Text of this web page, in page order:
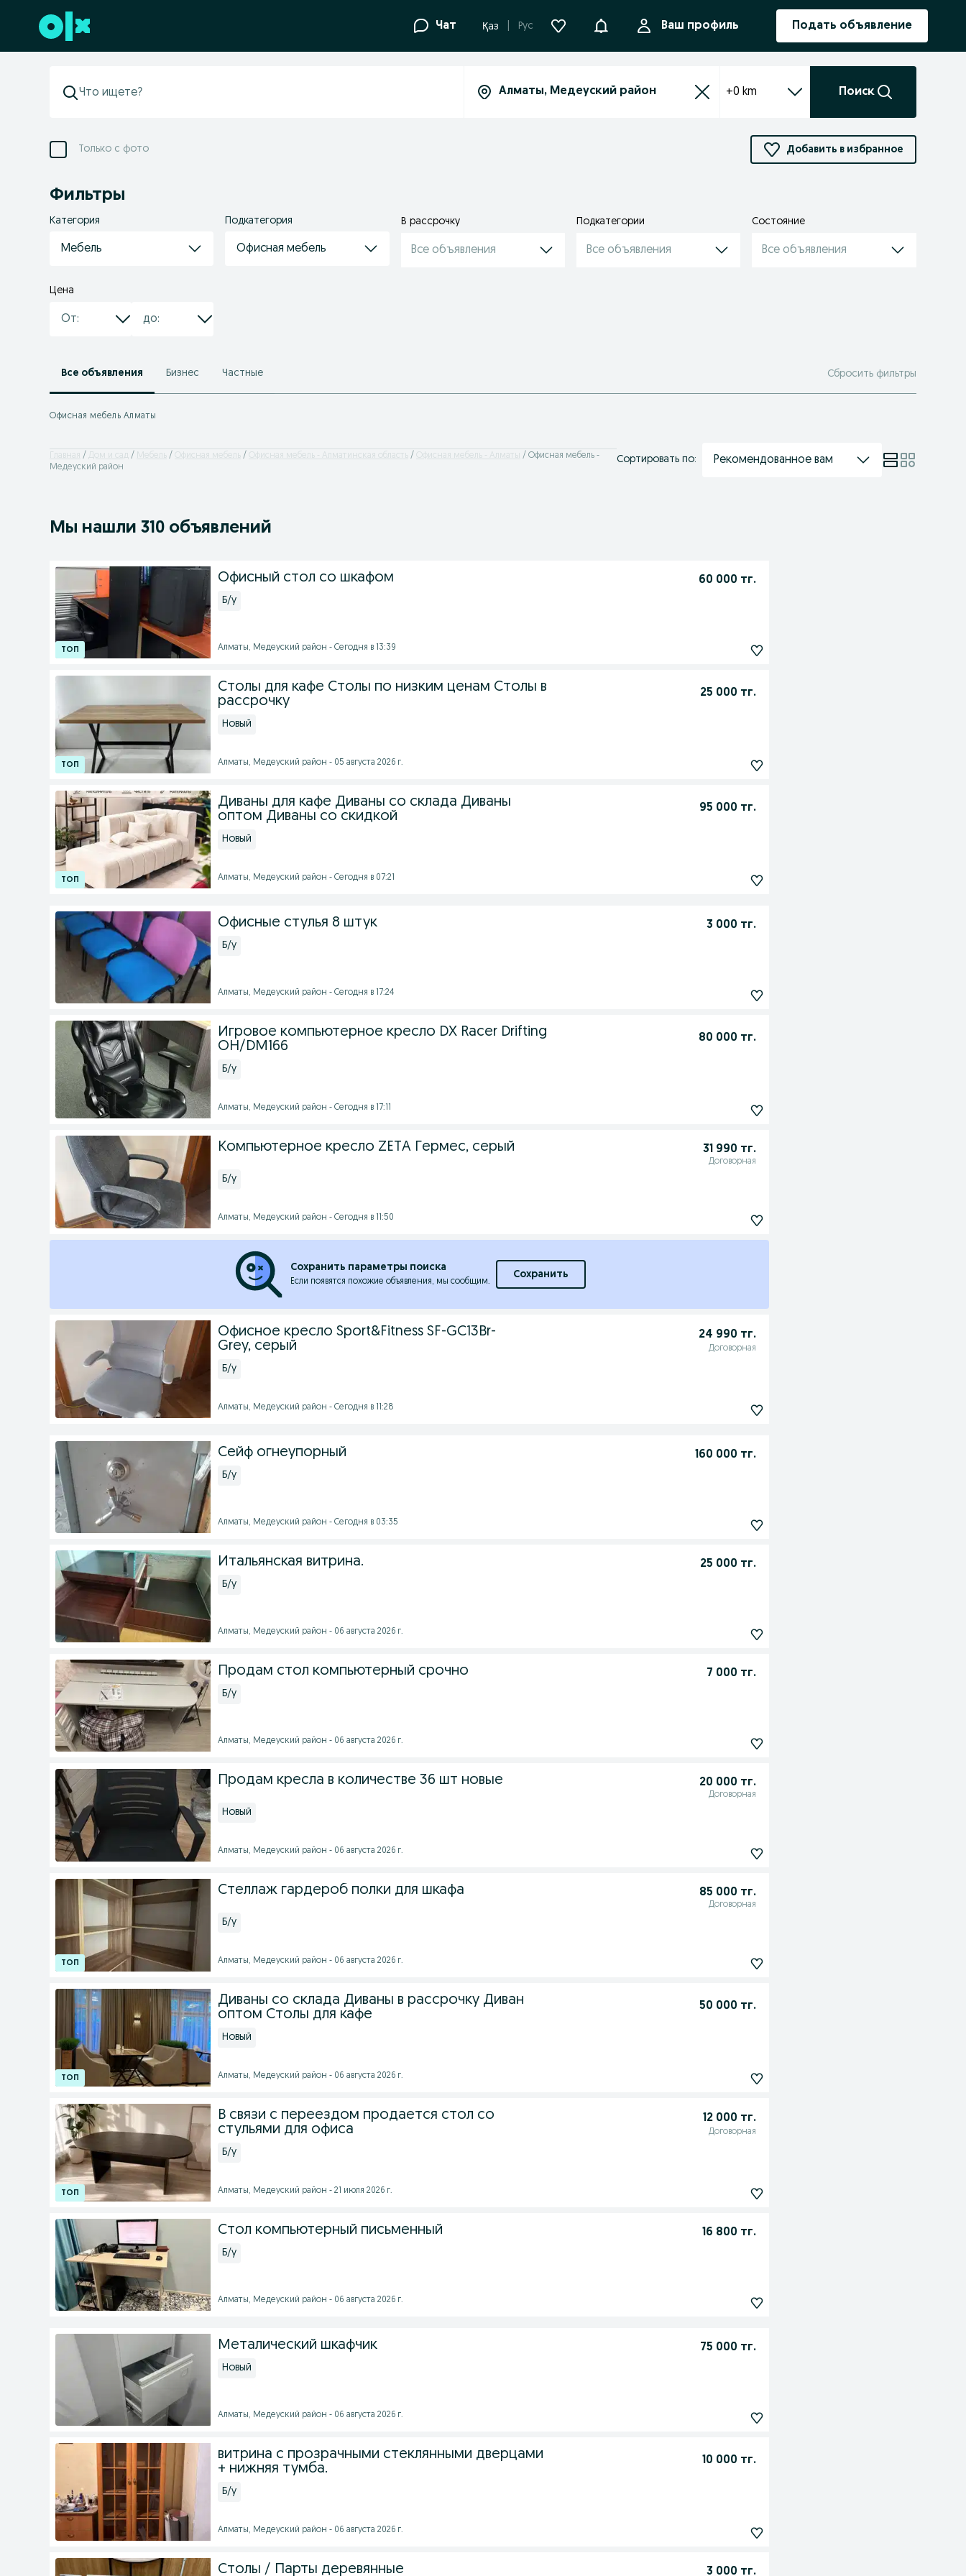
Перейти к нижнему колонтитулу Чат Қаз Рус УведомленияВаш профиль Подать объявление
+0 km Поиск
Только с фото Добавить в избранное
Фильтры
Категория
Мебель
Подкатегория
Офисная мебель
В рассрочку
Все объявления
Подкатегории
Все объявления
Состояние
Все объявления
Цена
Все объявления Бизнес Частные Сбросить фильтры
Офисная мебель Алматы
Главная Дом и сад Мебель Офисная мебель Офисная мебель - Алматинская область Офисная мебель - Алматы
Офисная мебель -
Медеуский район
Сортировать по: Рекомендованное вам
Мы нашли 310 объявлений
Офисный стол со шкафом 60 000 тг.
Б/у
Алматы, Медеуский район - Сегодня в 13:39
Столы для кафе Столы по низким ценам Столы в
рассрочку
25 000 тг.
Новый
Алматы, Медеуский район - 05 августа 2026 г.
Диваны для кафе Диваны со склада Диваны
оптом Диваны со скидкой
95 000 тг.
Новый
Алматы, Медеуский район - Сегодня в 07:21
Офисные стулья 8 штук 3 000 тг.
Б/у
Алматы, Медеуский район - Сегодня в 17:24
Игровое компьютерное кресло DX Racer Drifting
OH/DM166
80 000 тг.
Б/у
Алматы, Медеуский район - Сегодня в 17:11
Компьютерное кресло ZETA Гермес, серый 31 990 тг.
Договорная
Б/у
Алматы, Медеуский район - Сегодня в 11:50
Сохранить параметры поиска
Если появятся похожие объявления, мы сообщим.
Сохранить
Офисное кресло Sport&Fitness SF-GC13Br-
Grey, серый
24 990 тг.
Договорная
Б/у
Алматы, Медеуский район - Сегодня в 11:28
Сейф огнеупорный 160 000 тг.
Б/у
Алматы, Медеуский район - Сегодня в 03:35
Итальянская витрина. 25 000 тг.
Б/у
Алматы, Медеуский район - 06 августа 2026 г.
Продам стол компьютерный срочно 7 000 тг.
Б/у
Алматы, Медеуский район - 06 августа 2026 г.
Продам кресла в количестве 36 шт новые 20 000 тг.
Договорная
Новый
Алматы, Медеуский район - 06 августа 2026 г.
Стеллаж гардероб полки для шкафа 85 000 тг.
Договорная
Б/у
Алматы, Медеуский район - 06 августа 2026 г.
Диваны со склада Диваны в рассрочку Диван
оптом Столы для кафе
50 000 тг.
Новый
Алматы, Медеуский район - 06 августа 2026 г.
В связи с переездом продается стол со
стульями для офиса
12 000 тг.
Договорная
Б/у
Алматы, Медеуский район - 21 июля 2026 г.
Стол компьютерный письменный 16 800 тг.
Б/у
Алматы, Медеуский район - 06 августа 2026 г.
Металический шкафчик 75 000 тг.
Новый
Алматы, Медеуский район - 06 августа 2026 г.
витрина с прозрачными стеклянными дверцами
+ нижняя тумба.
10 000 тг.
Б/у
Алматы, Медеуский район - 06 августа 2026 г.
Столы / Парты деревянные 3 000 тг.